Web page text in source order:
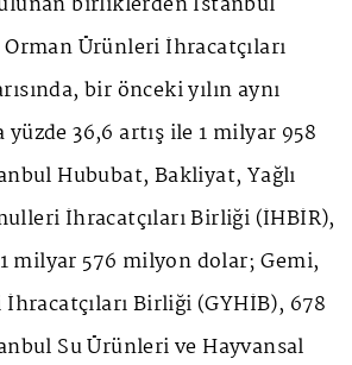
Ürünleri İhracatçıları
bir önceki yılın aynı
36,6 artış ile 1 milyar 958
Hububat, Bakliyat, Yağlı
İhracatçıları Birliği (İHBİR),
milyar 576 milyon dolar; Gemi,
Birliği (GYHİB), 678
Su Ürünleri ve Hayvansal